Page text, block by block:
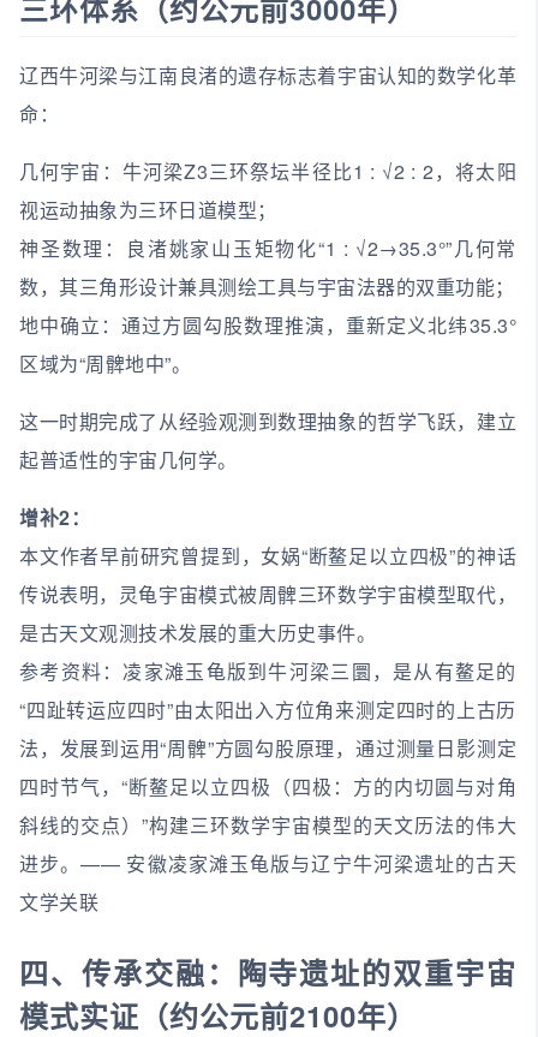
辽西牛河梁与江南良渚的遗存标志着宇宙认知的数学化革
命：
几何宇宙：牛河梁Z3三环祭坛半径比1 : √2 : 2，将太阳
视运动抽象为三环日道模型；
神圣数理：良渚姚家山玉矩物化“1 : √2→35.3°”几何常
数，其三角形设计兼具测绘工具与宇宙法器的双重功能；
地中确立：通过方圆勾股数理推演，重新定义北纬35.3°
区域为“周髀地中”。
这一时期完成了从经验观测到数理抽象的哲学飞跃，建立
起普适性的宇宙几何学。
增补2：
本文作者早前研究曾提到，女娲“断鳌足以立四极”的神话
传说表明，灵龟宇宙模式被周髀三环数学宇宙模型取代，
是古天文观测技术发展的重大历史事件。
参考资料：凌家滩玉龟版到牛河梁三圜，是从有鳌足的
“四趾转运应四时”由太阳出入方位角来测定四时的上古历
法，发展到运用“周髀”方圆勾股原理，通过测量日影测定
四时节气，“断鳌足以立四极（四极：方的内切圆与对角
斜线的交点）”构建三环数学宇宙模型的天文历法的伟大
进步。—— 安徽凌家滩玉龟版与辽宁牛河梁遗址的古天
文学关联
四、传承交融：陶寺遗址的双重宇宙
模式实证（约公元前2100年）